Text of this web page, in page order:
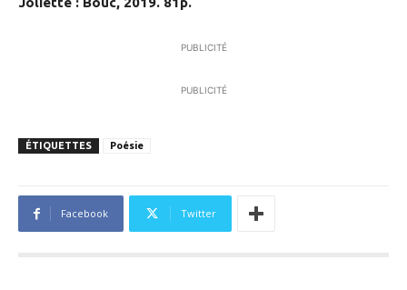
PUBLICITÉ
PUBLICITÉ
ÉTIQUETTES Poésie
Facebook Twitter